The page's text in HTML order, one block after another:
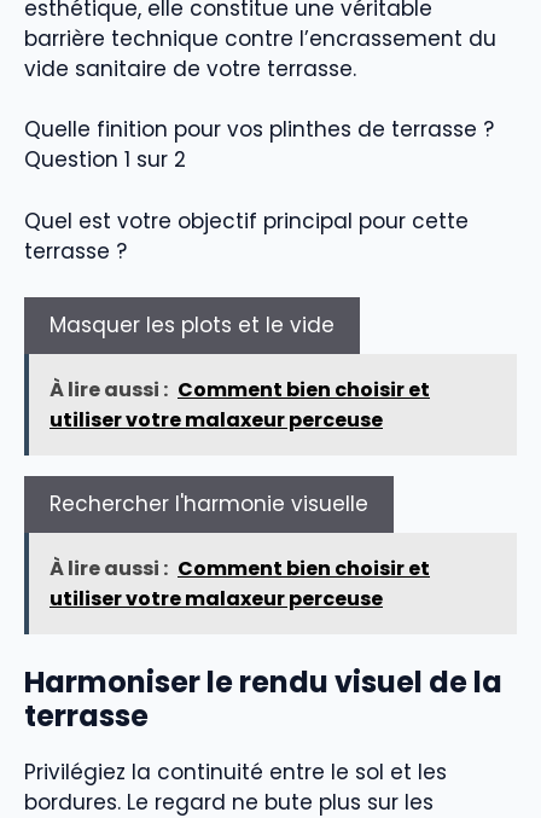
esthétique, elle constitue une véritable
barrière technique contre l’encrassement du
vide sanitaire de votre terrasse.
Quelle finition pour vos plinthes de terrasse ?
Question 1 sur 2
Quel est votre objectif principal pour cette
terrasse ?
Masquer les plots et le vide
À lire aussi : Comment bien choisir et
utiliser votre malaxeur perceuse
Rechercher l'harmonie visuelle
À lire aussi : Comment bien choisir et
utiliser votre malaxeur perceuse
Harmoniser le rendu visuel de la
terrasse
Privilégiez la continuité entre le sol et les
bordures. Le regard ne bute plus sur les